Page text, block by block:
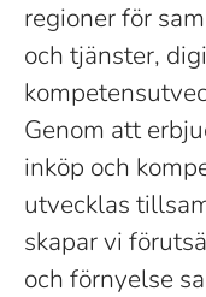
regioner för
och tjänster,
Genom att
inköp och
utvecklas
skapar vi
och förnyelse